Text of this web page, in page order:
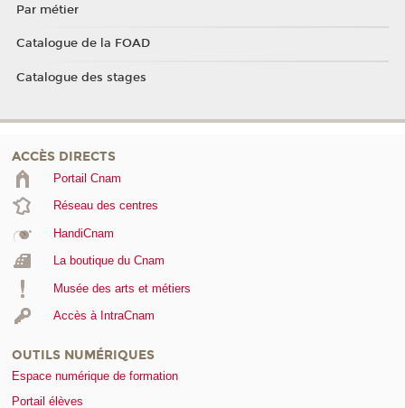
Par métier
Catalogue de la FOAD
Catalogue des stages
ACCÈS DIRECTS
Portail Cnam
Réseau des centres
HandiCnam
La boutique du Cnam
Musée des arts et métiers
Accès à IntraCnam
OUTILS NUMÉRIQUES
Espace numérique de formation
Portail élèves